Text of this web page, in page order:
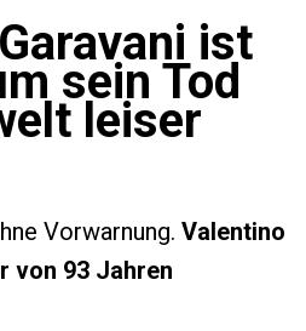
Feuer
sich Wettkämpfe über
Regionen. Mailand
während Cortina
ist
sein Tod
leiser
Vorwarnung. Valentino
von 93 Jahren